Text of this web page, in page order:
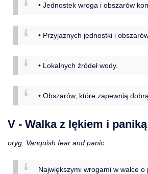
• Jednostek wroga i obszarów
• Przyjaznych jednostki i
• Lokalnych źródeł wody.
• Obszarów, które zapewnią
V - Walka z lękiem i paniką
oryg. Vanquish fear and panic
Największymi wrogami w walce o